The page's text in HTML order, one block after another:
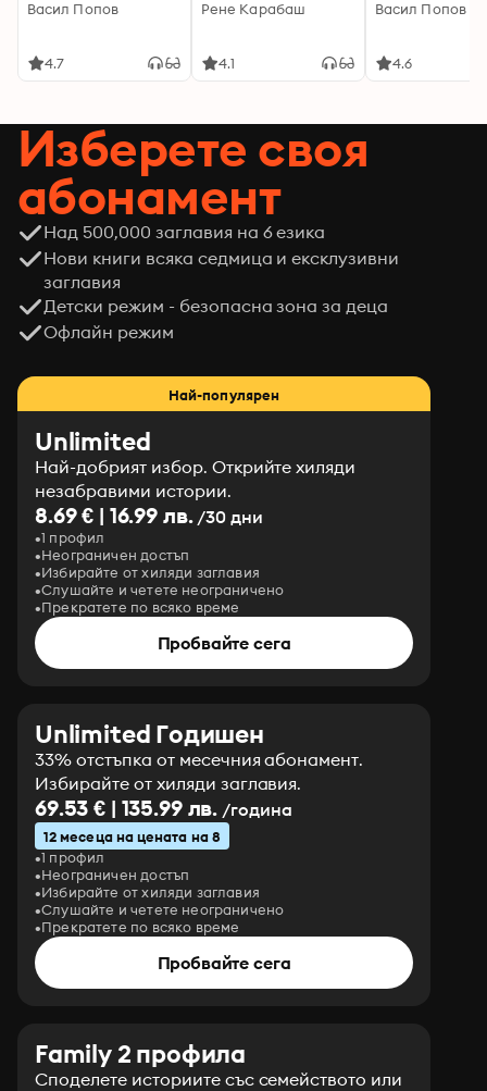
Васил Попов
4.7
Рене Карабаш
4.1
Васил Попов
4.6
Изберете своя
абонамент
Над 500,000 заглавия на 6 езика
Нови книги всяка седмица и ексклузивни
заглавия
Детски режим - безопасна зона за деца
Офлайн режим
Най-популярен
Unlimited
Най-добрият избор. Открийте хиляди
незабравими истории.
8.69 € | 16.99 лв./30 дни
1 профил
Неограничен достъп
Избирайте от хиляди заглавия
Слушайте и четете неограничено
Прекратете по всяко време
Пробвайте сега
Unlimited Годишен
33% отстъпка от месечния абонамент.
Избирайте от хиляди заглавия.
69.53 € | 135.99 лв. /година
12 месеца на цената на 8
1 профил
Неограничен достъп
Избирайте от хиляди заглавия
Слушайте и четете неограничено
Прекратете по всяко време
Пробвайте сега
Family 2 профила
Споделете историите със семейството или